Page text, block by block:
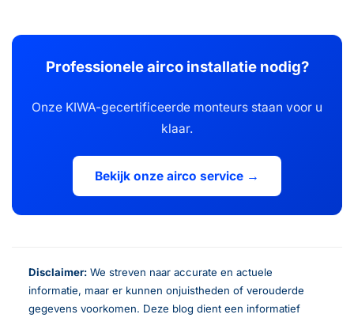
Professionele airco installatie nodig?
Onze KIWA-gecertificeerde monteurs staan voor u
klaar.
Bekijk onze airco service →
Disclaimer: We streven naar accurate en actuele
informatie, maar er kunnen onjuistheden of verouderde
gegevens voorkomen. Deze blog dient een informatief